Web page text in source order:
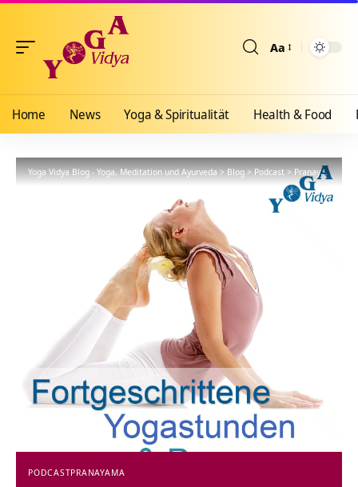
Aa
Home News Yoga & Spiritualität Health & Food
Yoga Vidya Blog - Yoga, Meditation und Ayurveda>Blog>Podcast>Pranayama >
PODCASTPRANAYAMA